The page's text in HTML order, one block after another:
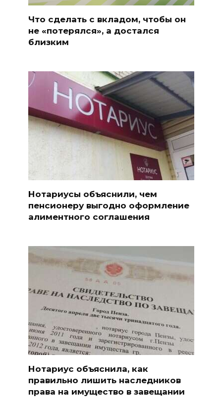
Что сделать с вкладом, чтобы он
не «потерялся», а достался
близким
Нотариусы объяснили, чем
пенсионеру выгодно оформление
алиментного соглашения
Нотариус объяснила, как
правильно лишить наследников
права на имущество в завещании